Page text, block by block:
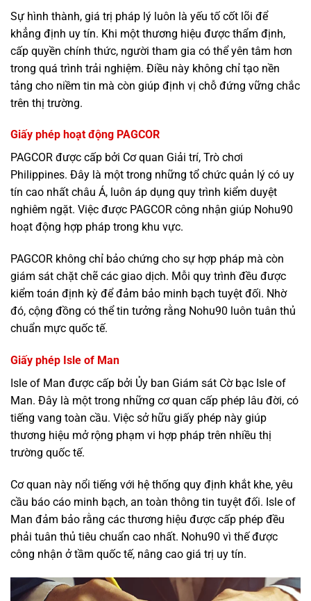
Sự hình thành, giá trị pháp lý luôn là yếu tố cốt lõi để
khẳng định uy tín. Khi một thương hiệu được thẩm định,
cấp quyền chính thức, người tham gia có thể yên tâm hơn
trong quá trình trải nghiệm. Điều này không chỉ tạo nền
tảng cho niềm tin mà còn giúp định vị chỗ đứng vững chắc
trên thị trường.
Giấy phép hoạt động PAGCOR
PAGCOR được cấp bởi Cơ quan Giải trí, Trò chơi
Philippines. Đây là một trong những tổ chức quản lý có uy
tín cao nhất châu Á, luôn áp dụng quy trình kiểm duyệt
nghiêm ngặt. Việc được PAGCOR công nhận giúp Nohu90
hoạt động hợp pháp trong khu vực.
PAGCOR không chỉ bảo chứng cho sự hợp pháp mà còn
giám sát chặt chẽ các giao dịch. Mỗi quy trình đều được
kiểm toán định kỳ để đảm bảo minh bạch tuyệt đối. Nhờ
đó, cộng đồng có thể tin tưởng rằng Nohu90 luôn tuân thủ
chuẩn mực quốc tế.
Giấy phép Isle of Man
Isle of Man được cấp bởi Ủy ban Giám sát Cờ bạc Isle of
Man. Đây là một trong những cơ quan cấp phép lâu đời, có
tiếng vang toàn cầu. Việc sở hữu giấy phép này giúp
thương hiệu mở rộng phạm vi hợp pháp trên nhiều thị
trường quốc tế.
Cơ quan này nổi tiếng với hệ thống quy định khắt khe, yêu
cầu báo cáo minh bạch, an toàn thông tin tuyệt đối. Isle of
Man đảm bảo rằng các thương hiệu được cấp phép đều
phải tuân thủ tiêu chuẩn cao nhất. Nohu90 vì thế được
công nhận ở tầm quốc tế, nâng cao giá trị uy tín.